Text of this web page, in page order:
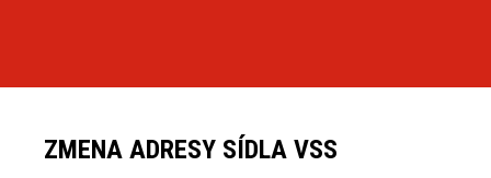
ZMENA ADRESY SÍDLA VSS